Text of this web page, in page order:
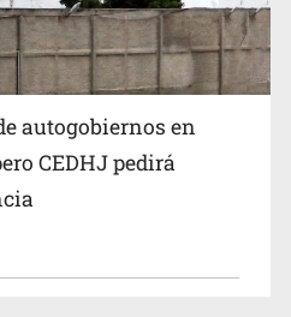
autogobiernos en
CEDHJ pedirá